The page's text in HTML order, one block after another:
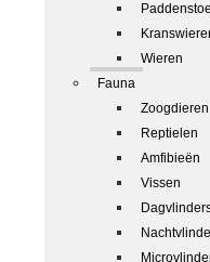
Wieren
Fauna
Zoogdieren
Reptielen
Amfibieën
Vissen